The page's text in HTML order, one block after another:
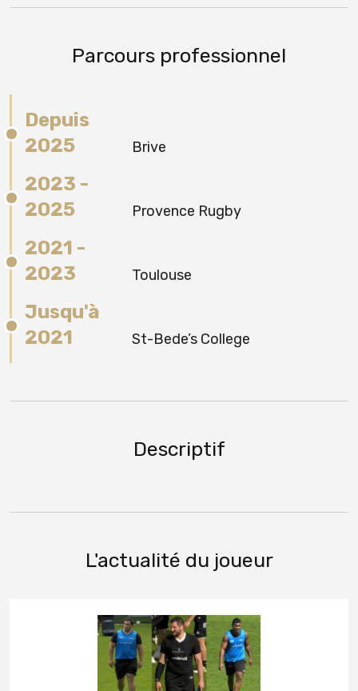
Parcours professionnel
Depuis
2025
Brive
2023 -
2025
Provence Rugby
2021 -
2023
Toulouse
Jusqu'à
2021
St-Bede’s College
Descriptif
L'actualité du joueur